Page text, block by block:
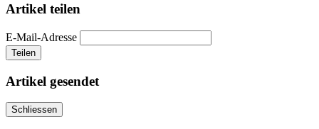
Artikel teilen
E-Mail-Adresse
Teilen
Artikel gesendet
Schliessen